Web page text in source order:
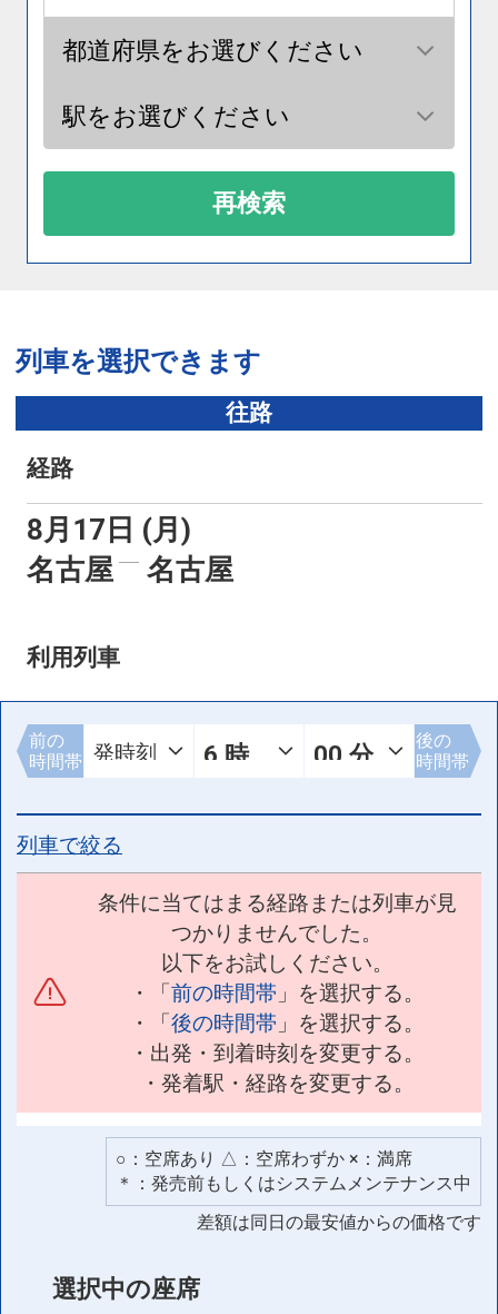
再検索
列車を選択できます
往路
経路
8月17日 (月)
名古屋
名古屋
利用列車
前の
時間帯
後の
時間帯
列車で絞る
条件に当てはまる経路または列車が見
つかりませんでした。
以下をお試しください。
・「前の時間帯 」を選択する。
・「後の時間帯 」を選択する。
・出発・到着時刻を変更する。
・発着駅・経路を変更する。
○：空席あり △：空席わずか ×：満席
＊：発売前もしくはシステムメンテナンス中
差額は同日の最安値からの価格です
選択中の座席